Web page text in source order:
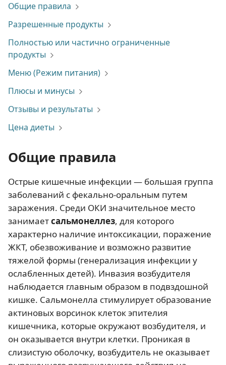
Общие правила
Разрешенные продукты
Полностью или частично ограниченные
продукты
Меню (Режим питания)
Плюсы и минусы
Отзывы и результаты
Цена диеты
Общие правила
Острые кишечные инфекции — большая группа
заболеваний с фекально-оральным путем
заражения. Среди ОКИ значительное место
занимаетсальмонеллез, для которого
характерно наличие интоксикации, поражение
ЖКТ, обезвоживание и возможно развитие
тяжелой формы (генерализация инфекции у
ослабленных детей). Инвазия возбудителя
наблюдается главным образом в подвздошной
кишке. Сальмонелла стимулирует образование
актиновых ворсинок клеток эпителия
кишечника, которые окружают возбудителя, и
он оказывается внутри клетки. Проникая в
слизистую оболочку, возбудитель не оказывает